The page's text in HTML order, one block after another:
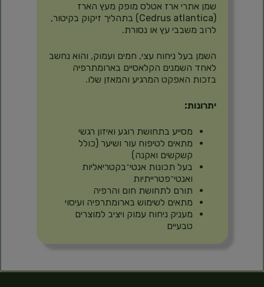
שמן אתרי ארז אטלס מופק מעץ הארז
(Cedrus atlantica) בתהליך זיקוק בקיטור,
לרוב משבבי עץ או נסורת.
השמן בעל ניחוח עצי, חמים ועמוק, והוא נחשב
לאחד השמנים הקלאסיים בארומתרפיה
בזכות האפקט המרגיע והמאזן שלו.
יתרונות:
מסייע בתחושת רוגע ואיזון רגשי
מתאים לטיפוח עור ושיער (כולל
קשקשים ואקנה)
בעל תכונות אנטי־בקטריאליות
ואנטי־פטרייתיות
תורם לתחושת חום והרפיה
מתאים לשימוש בארומתרפיה ועיסוי
מעניק ניחוח עמוק ויציב למוצרים
טבעיים